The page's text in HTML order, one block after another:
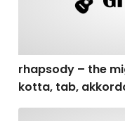
rhapsody – the
kotta, tab,